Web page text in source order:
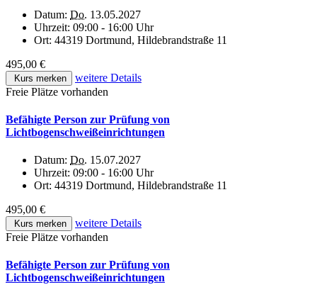
Datum: Do. 13.05.2027
Uhrzeit: 09:00 - 16:00 Uhr
Ort: 44319 Dortmund, Hildebrandstraße 11
495,00 €
Kurs merken
weitere Details
Freie Plätze vorhanden
Befähigte Person zur Prüfung von
Lichtbogenschweißeinrichtungen
Datum: Do. 15.07.2027
Uhrzeit: 09:00 - 16:00 Uhr
Ort: 44319 Dortmund, Hildebrandstraße 11
495,00 €
Kurs merken
weitere Details
Freie Plätze vorhanden
Befähigte Person zur Prüfung von
Lichtbogenschweißeinrichtungen